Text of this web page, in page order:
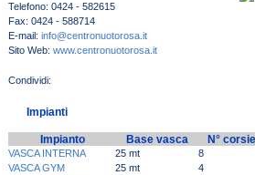
Telefono: 0424 - 582615
Fax: 0424 - 588714
E-mail: info@centronuotorosa.it
Sito Web: www.centronuotorosa.it
Impianti
Impianto Base vasca N° corsie
VASCA INTERNA 25 mt 8
VASCA GYM
25 mt 4